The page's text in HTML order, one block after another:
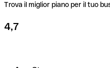
Trova il miglior piano per il tuo
4,7